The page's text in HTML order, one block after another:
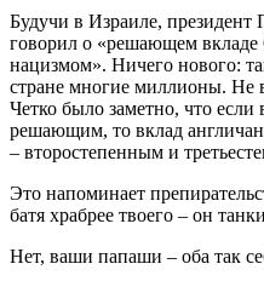
Будучи в Израиле,
говорил о «решающем вкладе
нацизмом». Ничего нового:
стране многие миллионы. Не
Четко было заметно, что
решающим, то вклад
– второстепенным и
Это напоминает
батя храбрее твоего – он
Нет, ваши папаши – оба так